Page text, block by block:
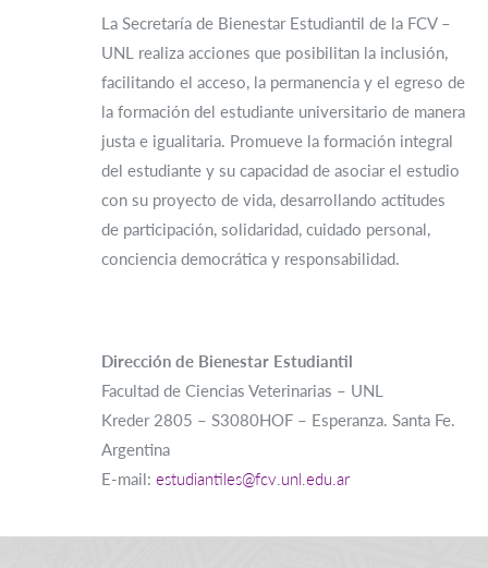
La Secretaría de Bienestar Estudiantil de la FCV –
UNL realiza acciones que posibilitan la inclusión,
facilitando el acceso, la permanencia y el egreso de
la formación del estudiante universitario de manera
justa e igualitaria. Promueve la formación integral
del estudiante y su capacidad de asociar el estudio
con su proyecto de vida, desarrollando actitudes
de participación, solidaridad, cuidado personal,
conciencia democrática y responsabilidad.
Dirección de Bienestar Estudiantil
Facultad de Ciencias Veterinarias – UNL
Kreder 2805 – S3080HOF – Esperanza. Santa Fe.
Argentina
E-mail: estudiantiles@fcv.unl.edu.ar